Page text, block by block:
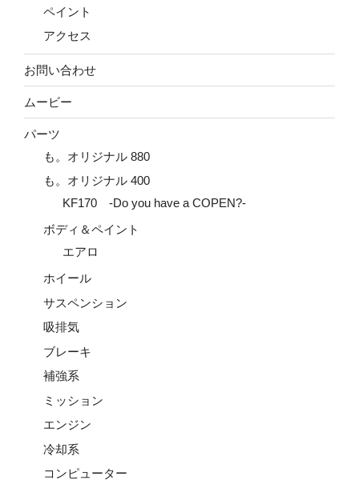
ペイント
アクセス
お問い合わせ
ムービー
パーツ
も。オリジナル 880
も。オリジナル 400
KF170 -Do you have a COPEN?-
ボディ＆ペイント
エアロ
ホイール
サスペンション
吸排気
ブレーキ
補強系
ミッション
エンジン
冷却系
コンピューター